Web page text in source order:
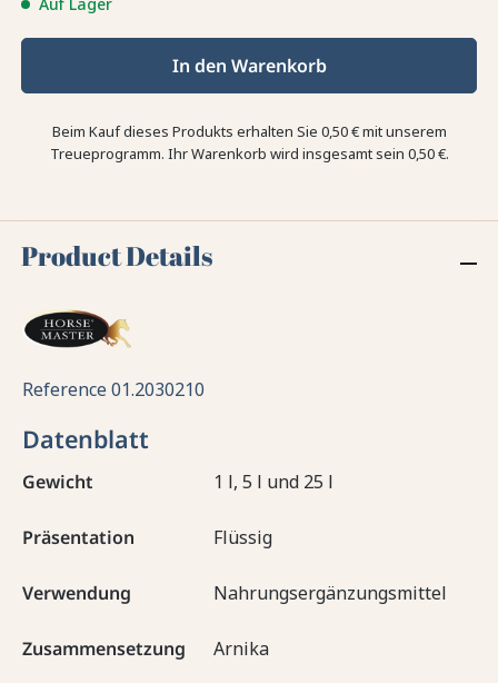
In den Warenkorb
Beim Kauf dieses Produkts erhalten Sie 0,50 €mit unserem
Treueprogramm. Ihr Warenkorb wird insgesamt sein 0,50 €.
Product Details
Reference01.2030210
Datenblatt
Gewicht 1 l, 5 l und 25 l
Präsentation Flüssig
Verwendung Nahrungsergänzungsmittel
Zusammensetzung Arnika